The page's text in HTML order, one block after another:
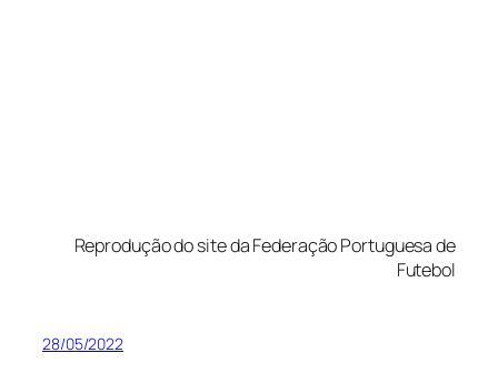
Reprodução do site da Federação Portuguesa de
Futebol
28/05/2022